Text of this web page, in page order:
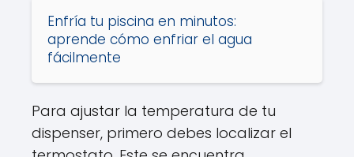
Enfría tu piscina en minutos:
aprende cómo enfriar el agua
fácilmente
Para ajustar la temperatura de tu
dispenser, primero debes localizar el